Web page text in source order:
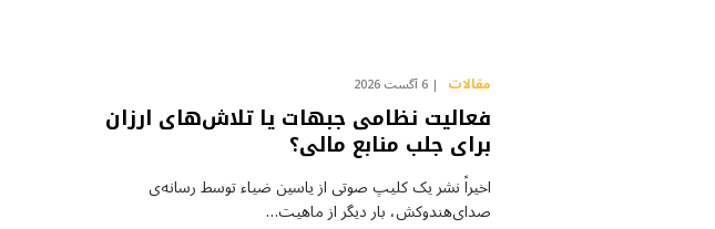
مقالات 6 آگست 2026
فعالیت نظامی جبهات یا تلاش‌های ارزان
برای جلب منابع مالی؟
اخیراً نشر یک کلیپ صوتی از یاسین ضیاء توسط رسانه‌ی
صدای‌هندوکش، بار دیگر از ماهیت…